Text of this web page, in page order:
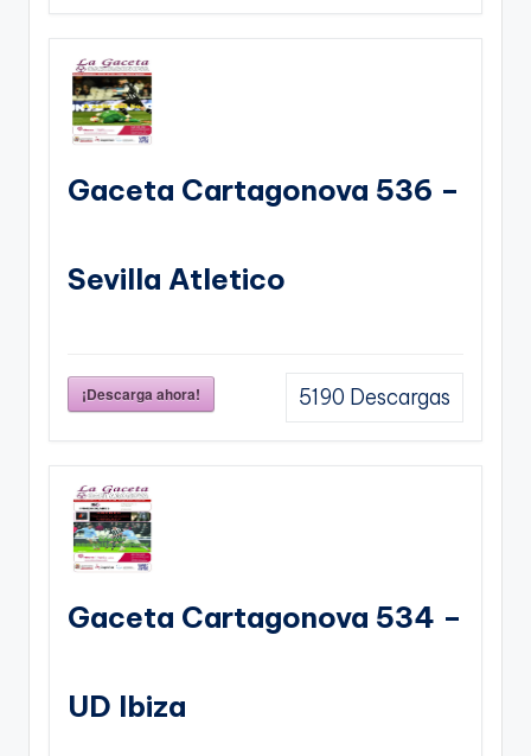
Gaceta Cartagonova 536 –
Sevilla Atletico
¡Descarga ahora! 5190 Descargas
Gaceta Cartagonova 534 –
UD Ibiza